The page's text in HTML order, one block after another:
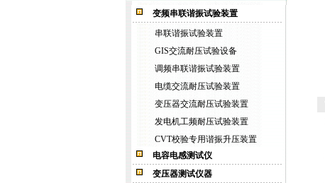
变频串联谐振试验装置
串联谐振试验装置
GIS交流耐压试验设备
调频串联谐振试验装置
电缆交流耐压试验装置
变压器交流耐压试验装置
发电机工频耐压试验装置
CVT校验专用谐振升压装置
电容电感测试仪
变压器测试仪器